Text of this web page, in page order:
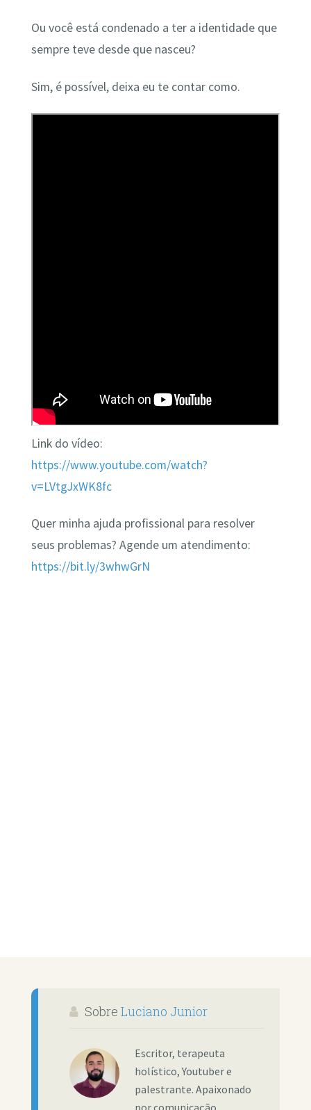
Ou você está condenado a ter a identidade que
sempre teve desde que nasceu?
Sim, é possível, deixa eu te contar como.
Link do vídeo:
https://www.youtube.com/watch?
v=LVtgJxWK8fc
Quer minha ajuda profissional para resolver
seus problemas? Agende um atendimento:
https://bit.ly/3whwGrN
Sobre Luciano Junior
Escritor, terapeuta
holístico, Youtuber e
palestrante. Apaixonado